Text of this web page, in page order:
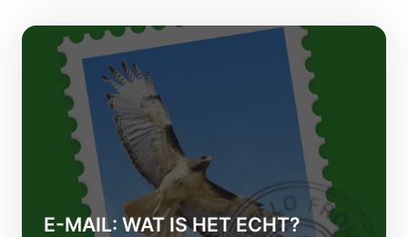
E-MAIL: WAT IS HET ECHT?